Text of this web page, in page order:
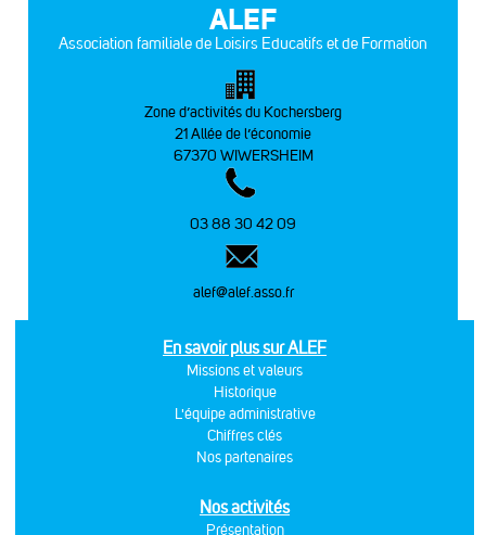
ALEF
Association familiale de Loisirs Educatifs et de Formation
Zone d’activités du Kochersberg
21 Allée de l’économie
67370 WIWERSHEIM
03 88 30 42 09
alef@alef.asso.fr
En savoir plus sur ALEF
Missions et valeurs
Historique
L'équipe administrative
Chiffres clés
Nos partenaires
Nos activités
Présentation